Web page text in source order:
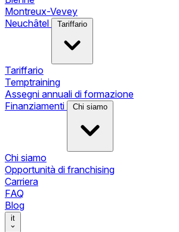
Montreux-Vevey
Neuchâtel
Tariffario
Tariffario
Temptraining
Assegni annuali di formazione
Finanziamenti
Chi siamo
Chi siamo
Opportunità di franchising
Carriera
FAQ
Blog
it